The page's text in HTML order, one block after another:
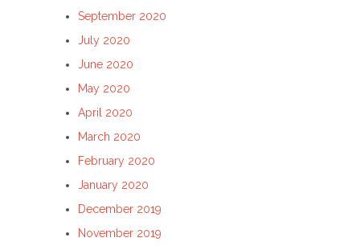
September 2020
July 2020
June 2020
May 2020
April 2020
March 2020
February 2020
January 2020
December 2019
November 2019